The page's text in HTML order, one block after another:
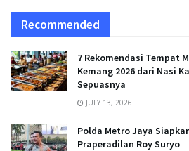
Recommended
7 Rekomendasi Tempat
Kemang 2026 dari Nasi
Sepuasnya
JULY 13, 2026
Polda Metro Jaya
Praperadilan Roy Suryo